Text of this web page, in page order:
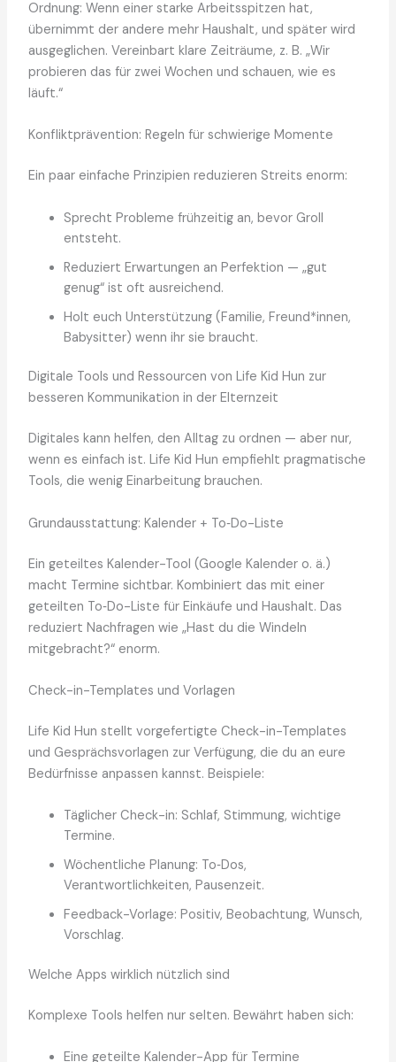
Ordnung: Wenn einer starke Arbeitsspitzen hat,
übernimmt der andere mehr Haushalt, und später wird
ausgeglichen. Vereinbart klare Zeiträume, z. B. „Wir
probieren das für zwei Wochen und schauen, wie es
läuft.“
Konfliktprävention: Regeln für schwierige Momente
Ein paar einfache Prinzipien reduzieren Streits enorm:
Sprecht Probleme frühzeitig an, bevor Groll
entsteht.
Reduziert Erwartungen an Perfektion — „gut
genug“ ist oft ausreichend.
Holt euch Unterstützung (Familie, Freund*innen,
Babysitter) wenn ihr sie braucht.
Digitale Tools und Ressourcen von Life Kid Hun zur
besseren Kommunikation in der Elternzeit
Digitales kann helfen, den Alltag zu ordnen — aber nur,
wenn es einfach ist. Life Kid Hun empfiehlt pragmatische
Tools, die wenig Einarbeitung brauchen.
Grundausstattung: Kalender + To‑Do-Liste
Ein geteiltes Kalender-Tool (Google Kalender o. ä.)
macht Termine sichtbar. Kombiniert das mit einer
geteilten To‑Do-Liste für Einkäufe und Haushalt. Das
reduziert Nachfragen wie „Hast du die Windeln
mitgebracht?“ enorm.
Check-in-Templates und Vorlagen
Life Kid Hun stellt vorgefertigte Check-in-Templates
und Gesprächsvorlagen zur Verfügung, die du an eure
Bedürfnisse anpassen kannst. Beispiele:
Täglicher Check-in: Schlaf, Stimmung, wichtige
Termine.
Wöchentliche Planung: To‑Dos,
Verantwortlichkeiten, Pausenzeit.
Feedback-Vorlage: Positiv, Beobachtung, Wunsch,
Vorschlag.
Welche Apps wirklich nützlich sind
Komplexe Tools helfen nur selten. Bewährt haben sich:
Eine geteilte Kalender-App für Termine